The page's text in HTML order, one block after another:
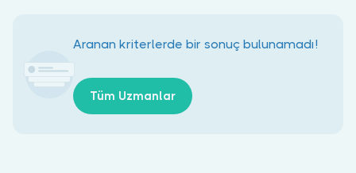
Hastalar için
Doktorlar için
Aranan kriterlerde bir sonuç bulunamadı!
Tüm Uzmanlar